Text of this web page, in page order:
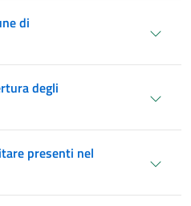
di
degli
presenti nel